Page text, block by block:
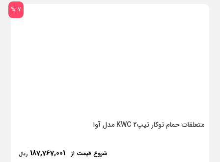
7 %
متعلقات حمام توکار تیپ2 KWC مدل آوا
شروع قیمت از 187,767,001 ریال